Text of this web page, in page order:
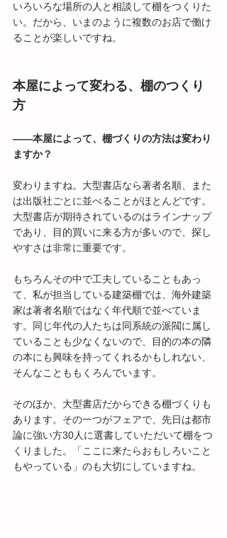
いろいろな場所の人と相談して棚をつくりた
い。だから、いまのように複数のお店で働け
ることが楽しいですね。
本屋によって変わる、棚のつくり
方
――本屋によって、棚づくりの方法は変わり
ますか？
変わりますね。大型書店なら著者名順、また
は出版社ごとに並べることがほとんどです。
大型書店が期待されているのはラインナップ
であり、目的買いに来る方が多いので、探し
やすさは非常に重要です。
もちろんその中で工夫していることもあっ
て、私が担当している建築棚では、海外建築
家は著者名順ではなく年代順で並べていま
す。同じ年代の人たちは同系統の派閥に属し
ていることも少なくないので、目的の本の隣
の本にも興味を持ってくれるかもしれない、
そんなことももくろんでいます。
そのほか、大型書店だからできる棚づくりも
あります。その一つがフェアで、先日は都市
論に強い方30人に選書していただいて棚をつ
くりました。「ここに来たらおもしろいこと
もやっている」のも大切にしていますね。